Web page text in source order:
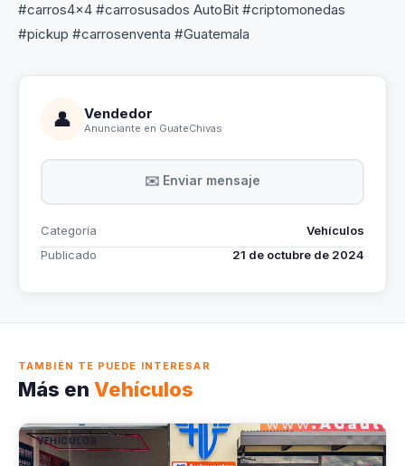
#carros4x4 #carrosusados AutoBit #criptomonedas
#pickup #carrosenventa #Guatemala
👤 Vendedor
Anunciante en GuateChivas
✉️ Enviar mensaje
Categoría
Vehículos
Publicado
21 de octubre de 2024
TAMBIÉN TE PUEDE INTERESAR
Más en Vehículos
VEHÍCULOS